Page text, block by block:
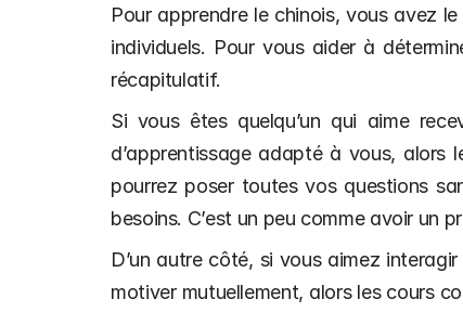
Pour apprendre le chinois, vous avez
individuels. Pour vous aider à
récapitulatif.
Si vous êtes quelqu’un qui aime
d’apprentissage adapté à vous, alors
pourrez poser toutes vos questions
besoins. C’est un peu comme avoir un
D’un autre côté, si vous aimez
motiver mutuellement, alors les cours